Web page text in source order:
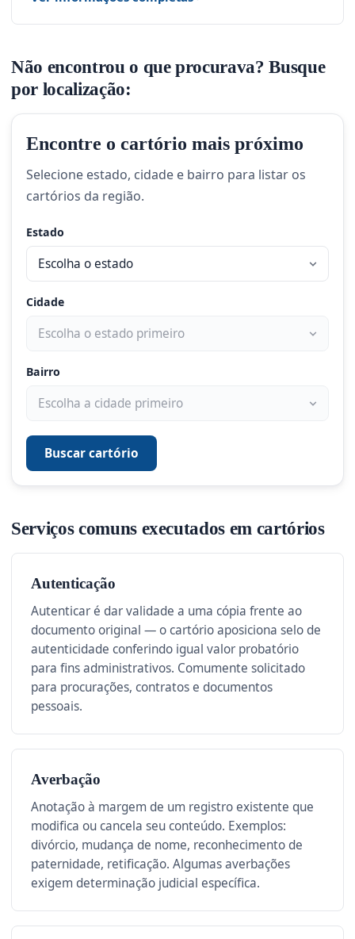
Não encontrou o que procurava? Busque
por localização:
Encontre o cartório mais próximo
Selecione estado, cidade e bairro para listar os
cartórios da região.
Estado
Cidade
Bairro
Buscar cartório
Serviços comuns executados em cartórios
Autenticação
Autenticar é dar validade a uma cópia frente ao
documento original — o cartório aposiciona selo de
autenticidade conferindo igual valor probatório
para fins administrativos. Comumente solicitado
para procurações, contratos e documentos
pessoais.
Averbação
Anotação à margem de um registro existente que
modifica ou cancela seu conteúdo. Exemplos:
divórcio, mudança de nome, reconhecimento de
paternidade, retificação. Algumas averbações
exigem determinação judicial específica.